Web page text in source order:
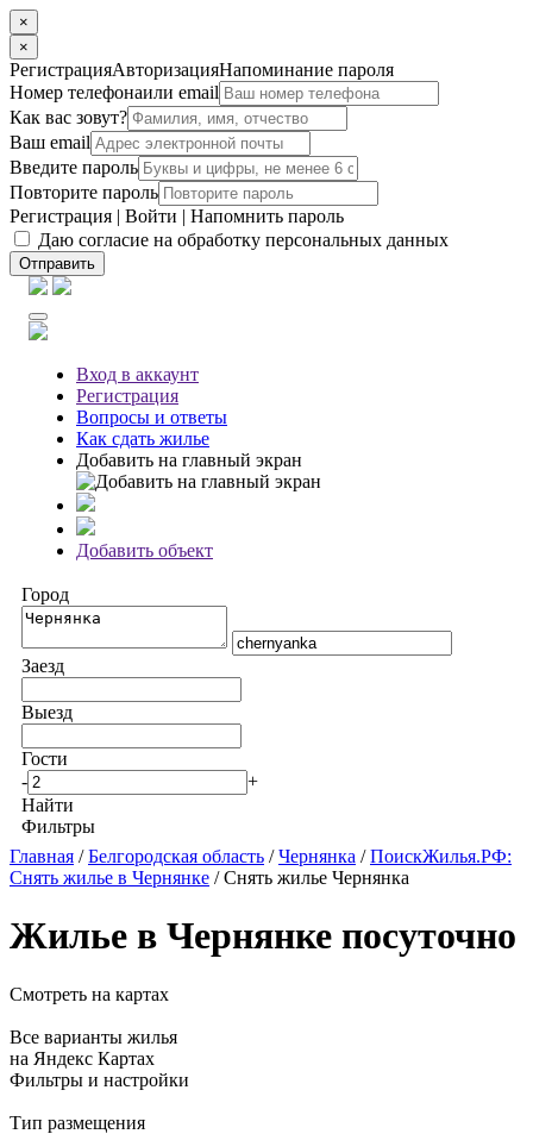
×
×
РегистрацияАвторизацияНапоминание пароля
Номер телефонаили email
Как вас зовут?
Ваш email
Введите пароль
Повторите пароль
Регистрация | Войти | Напомнить пароль
Даю согласие на обработку персональных данных
Отправить
Вход в аккаунт
Регистрация
Вопросы и ответы
Как сдать жилье
Добавить на главный экран
Добавить объект
Город
Заезд
Выезд
Гости
-
+
Найти
Фильтры
Главная /Белгородская область /Чернянка /ПоискЖилья.РФ:
Снять жилье в Чернянке / Снять жилье Чернянка
Жилье в Чернянке посуточно
Смотреть на картах
Все варианты жилья
на Яндекс Картах
Фильтры и настройки
Тип размещения